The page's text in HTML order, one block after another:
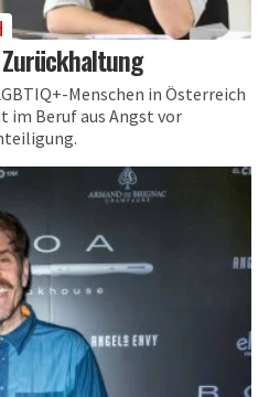
Menschen in Österreich
im Beruf aus Angst vor